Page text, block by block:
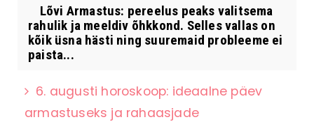
Lõvi Armastus: pereelus peaks valitsema
rahulik ja meeldiv õhkkond. Selles vallas on
kõik üsna hästi ning suuremaid probleeme ei
paista...
6. augusti horoskoop: ideaalne päev
armastuseks ja rahaasjade